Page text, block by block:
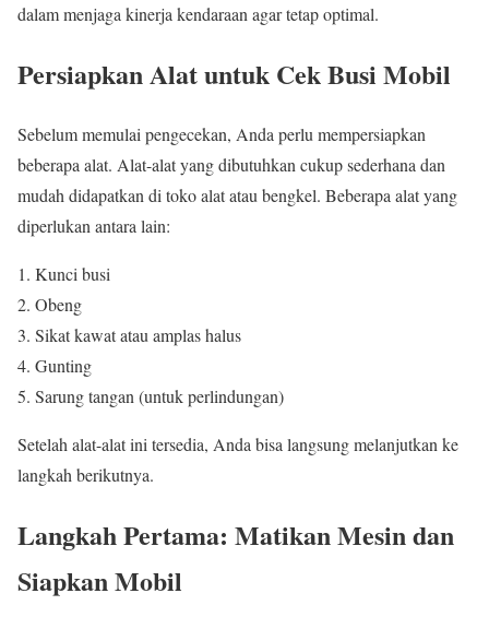
dalam menjaga kinerja kendaraan agar tetap optimal.
Persiapkan Alat untuk Cek Busi Mobil
Sebelum memulai pengecekan, Anda perlu mempersiapkan
beberapa alat. Alat-alat yang dibutuhkan cukup sederhana dan
mudah didapatkan di toko alat atau bengkel. Beberapa alat yang
diperlukan antara lain:
Kunci busi
Obeng
Sikat kawat atau amplas halus
Gunting
Sarung tangan (untuk perlindungan)
Setelah alat-alat ini tersedia, Anda bisa langsung melanjutkan ke
langkah berikutnya.
Langkah Pertama: Matikan Mesin dan
Siapkan Mobil